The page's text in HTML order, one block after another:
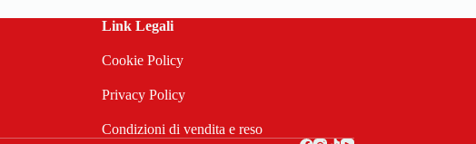
Link Legali
Cookie Policy
Privacy Policy
Condizioni di vendita e reso